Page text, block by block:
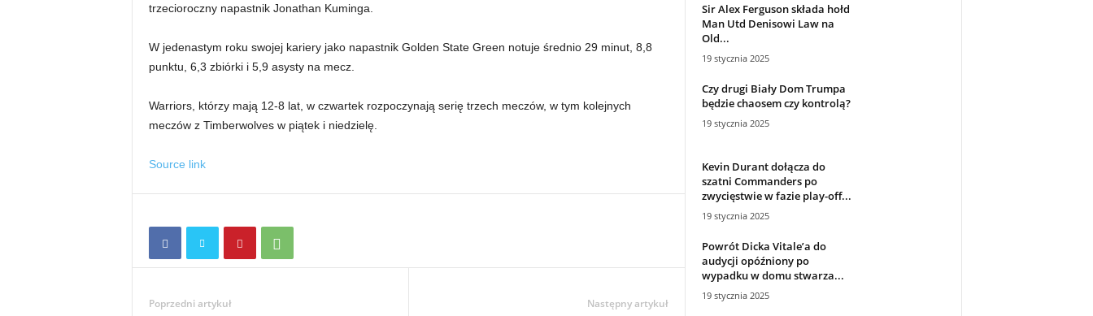
trzecioroczny napastnik Jonathan Kuminga.
W jedenastym roku swojej kariery jako napastnik Golden State Green notuje średnio 29 minut, 8,8
punktu, 6,3 zbiórki i 5,9 asysty na mecz.
Warriors, którzy mają 12-8 lat, w czwartek rozpoczynają serię trzech meczów, w tym kolejnych
meczów z Timberwolves w piątek i niedzielę.
Source link
Poprzedni artykuł Następny artykuł
Sir Alex Ferguson składa hołd
Man Utd Denisowi Law na
Old...
19 stycznia 2025
Czy drugi Biały Dom Trumpa
będzie chaosem czy kontrolą?
19 stycznia 2025
Kevin Durant dołącza do
szatni Commanders po
zwycięstwie w fazie play-off...
19 stycznia 2025
Powrót Dicka Vitale’a do
audycji opóźniony po
wypadku w domu stwarza...
19 stycznia 2025